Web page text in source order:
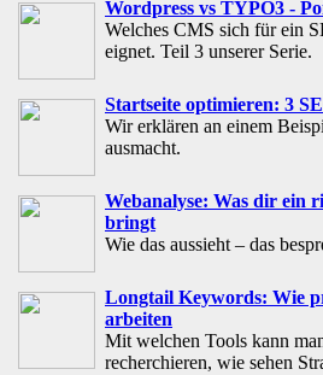
Wordpress vs TYPO3 -
Welches CMS sich für ein
eignet. Teil 3 unserer Serie.
Startseite optimieren: 3
Wir erklären an einem
ausmacht.
Webanalyse: Was dir ein
bringt
Wie das aussieht – das
Longtail Keywords: Wie
arbeiten
Mit welchen Tools kann
recherchieren, wie sehen